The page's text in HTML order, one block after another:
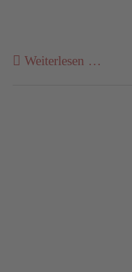
Weiterlesen …